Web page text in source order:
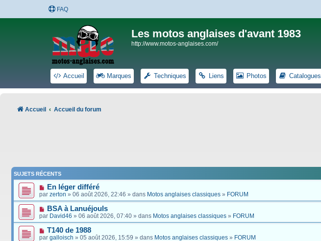
FAQ
Les motos anglaises d'avant 1983
http://www.motos-anglaises.com/
Accueil Marques Techniques Liens Photos Catalogues
Accueil Accueil du forum
SUJETS RÉCENTS
En léger différé
par zerton » 06 août 2026, 22:46 » dans Motos anglaises classiques » FORUM
BSA à Lanuéjouls
par David46 » 06 août 2026, 07:40 » dans Motos anglaises classiques » FORUM
T140 de 1988
par galloisch » 05 août 2026, 15:59 » dans Motos anglaises classiques » FORUM